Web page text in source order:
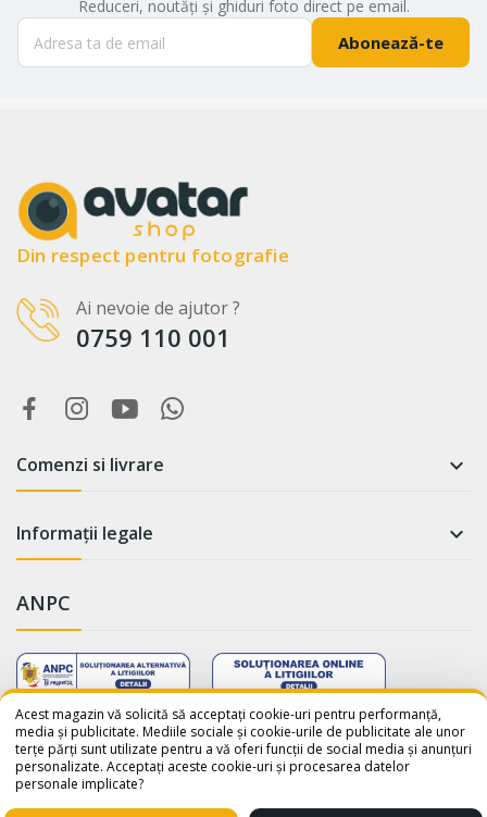
WhatsApp
Salut! Cum te putem ajuta? Scrie-
ne pe WhatsApp!
📞 +40759110001
Reduceri, noutăți și ghiduri foto direct pe email.
Abonează-te
Din respect pentru fotografie
Ai nevoie de ajutor ?
0759 110 001
Comenzi si livrare 
Informații legale 
ANPC
© 2026 - avatar-shop.ro was crafted with ♥ bySico Media
Acest magazin vă solicită să acceptați cookie-uri pentru performanță,
media și publicitate. Mediile sociale și cookie-urile de publicitate ale unor
terțe părți sunt utilizate pentru a vă oferi funcții de social media și anunțuri
personalizate. Acceptați aceste cookie-uri și procesarea datelor
personale implicate?